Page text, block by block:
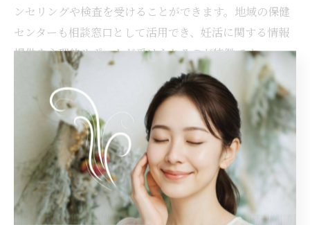
ンセリングや検査を受けることができます。地域の保健
センターも相談窓口として活用でき、妊活に関する情報
提供や心理的サポートが受けられるのが特徴です。
また、電話や市の公式ホームページを通じて、妊活に関
する最新の支援情報や医療機関の案内が案内されていま
す。例えば、妊娠や出産に関する相談はもちろん、男性
向けの個別相談も対応可能な場合があり、初めて妊活に
取り組む方でも安心して利用できます。支援内容は随時
更新されているため、定期的な情報検索が重要です。